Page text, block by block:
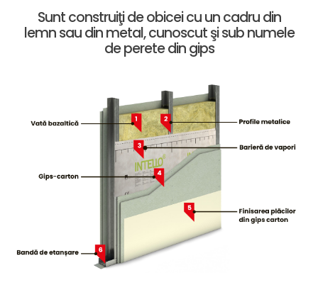
Sunt construiţi de obicei cu un cadru din
lemn sau din metal, cunoscut şi sub numele
de perete din gips